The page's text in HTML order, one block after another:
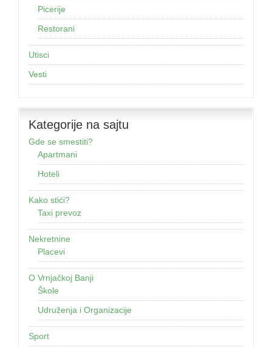
Picerije
Restorani
Utisci
Vesti
Kategorije na sajtu
Gde se smestiti?
Apartmani
Hoteli
Kako stići?
Taxi prevoz
Nekretnine
Placevi
O Vrnjačkoj Banji
Škole
Udruženja i Organizacije
Sport